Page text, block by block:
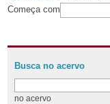
Começa com
Busca no acervo
no acervo